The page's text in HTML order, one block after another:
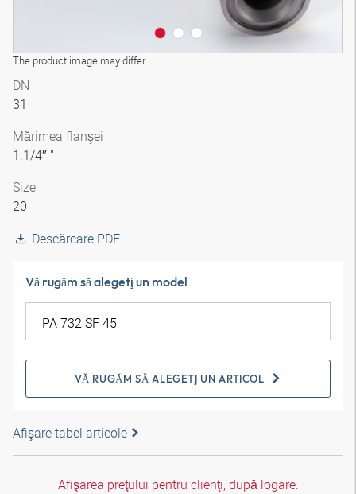
The product image may differ
DN
31
Mărimea flanşei
1.1/4″ "
Size
20
Descărcare PDF
Vă rugăm să alegeţi un model
VĂ RUGĂM SĂ ALEGEŢI UN ARTICOL
Afişare tabel articole
Afişarea preţului pentru clienţi, după logare.